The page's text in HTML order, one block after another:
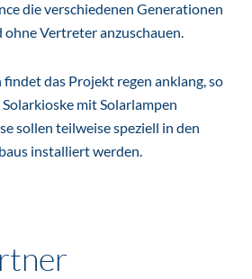
die verschiedenen Generationen
Vertreter anzuschauen.
das Projekt regen anklang, so
mit Solarlampen
sollen teilweise speziell in den
installiert werden.